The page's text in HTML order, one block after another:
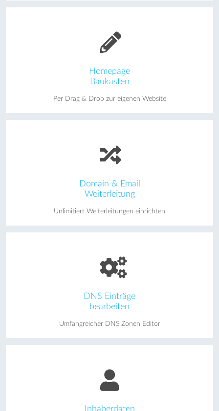
Homepage
Baukasten
Per Drag & Drop zur eigenen Website
Domain & Email
Weiterleitung
Unlimitiert Weiterleitungen einrichten
DNS Einträge
bearbeiten
Umfangreicher DNS Zonen Editor
Inhaberdaten